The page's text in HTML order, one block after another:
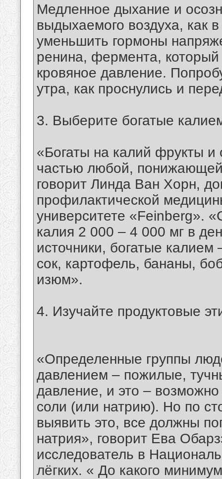
Медленное дыхание и
выдыхаемого воздуха, как
уменьшить гормоны
ренина, фермента,
кровяное давление.
утра, как проснулись и
3. Выберите богатые
«Богаты на калий фрукты
частью любой,
говорит Линда Ван Хорн,
профилактической
университете «Feinberg».
калия 2 000 – 4 000 мг в
источники, богатые
сок, картофель, бананы,
изюм».
4. Изучайте продуктовые
«Определенные группы
давлением – пожилые,
давление, и это – возможно
соли (или натрию). Но по
выявить это, все должны
натрия», говорит Ева
исследователь в
лёгких. « До какого